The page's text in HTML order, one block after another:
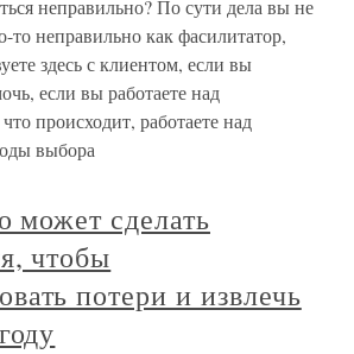
неправильно? По сути дела вы не
то неправильно как фасилитатор,
здесь с клиентом, если вы
если вы работаете над
происходит, работаете над
выбора
может сделать
чтобы
потери и извлечь